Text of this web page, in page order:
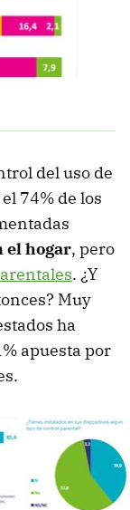
del uso de
74% de los
el hogar, pero
. ¿Y
Muy
ha
apuesta por